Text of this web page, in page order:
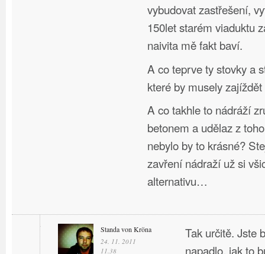
vybudovat zastřešení,
150let starém viaduktu
naivita mě fakt baví.
A co teprve ty stovky a
které by musely
A co takhle to nádráží
betonem a udělaz z
nebylo by to krásné?
zavření nádraží už si
alternativu…
Standa von Kröna
24. 11. 2011
11.38
Tak určitě. Jste
napadlo, jak to